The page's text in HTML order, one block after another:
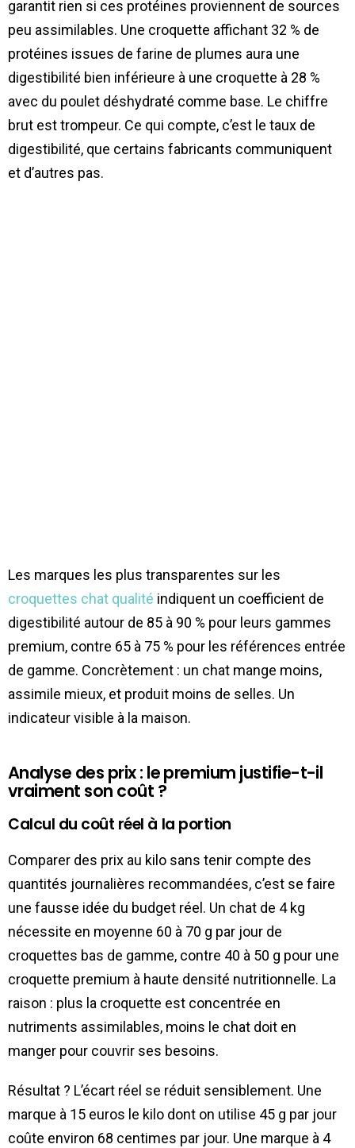
garantit rien si ces protéines proviennent de sources
peu assimilables. Une croquette affichant 32 % de
protéines issues de farine de plumes aura une
digestibilité bien inférieure à une croquette à 28 %
avec du poulet déshydraté comme base. Le chiffre
brut est trompeur. Ce qui compte, c’est le taux de
digestibilité, que certains fabricants communiquent
et d’autres pas.
Les marques les plus transparentes sur les
croquettes chat qualité indiquent un coefficient de
digestibilité autour de 85 à 90 % pour leurs gammes
premium, contre 65 à 75 % pour les références entrée
de gamme. Concrètement : un chat mange moins,
assimile mieux, et produit moins de selles. Un
indicateur visible à la maison.
Analyse des prix : le premium justifie-t-il
vraiment son coût ?
Calcul du coût réel à la portion
Comparer des prix au kilo sans tenir compte des
quantités journalières recommandées, c’est se faire
une fausse idée du budget réel. Un chat de 4 kg
nécessite en moyenne 60 à 70 g par jour de
croquettes bas de gamme, contre 40 à 50 g pour une
croquette premium à haute densité nutritionnelle. La
raison : plus la croquette est concentrée en
nutriments assimilables, moins le chat doit en
manger pour couvrir ses besoins.
Résultat ? L’écart réel se réduit sensiblement. Une
marque à 15 euros le kilo dont on utilise 45 g par jour
coûte environ 68 centimes par jour. Une marque à 4